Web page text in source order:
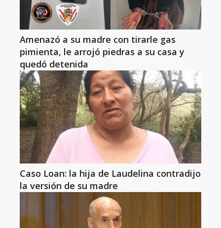
Amenazó a su madre con tirarle gas
pimienta, le arrojó piedras a su casa y
quedó detenida
Caso Loan: la hija de Laudelina contradijo
la versión de su madre